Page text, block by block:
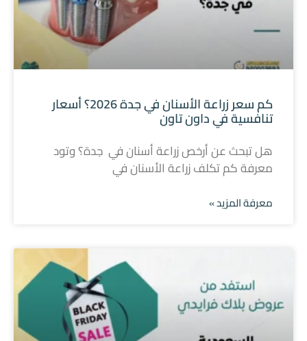
كم سعر زراعة الأسنان في جدة 2026؟ أسعار
تنافسية في داون تاون
هل تبحث عن أرخص زراعة أسنان في جدة؟ وتود
معرفة كم تكلف زراعة الأسنان في
معرفة المزيد »